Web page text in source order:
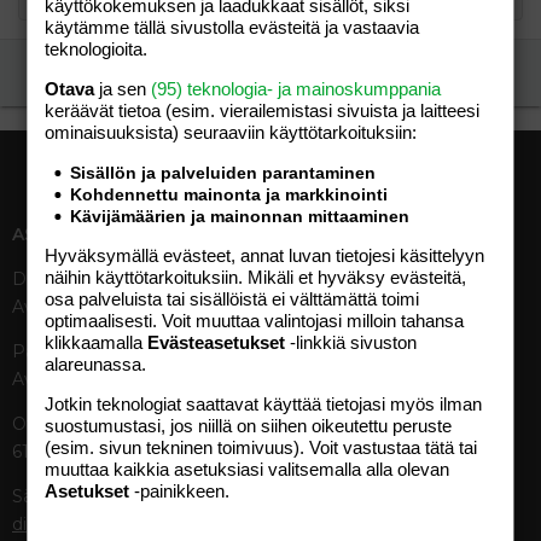
ASIAKASPALVELU
Digipalvelut (09) 156 6227
Avoinna ma–pe 8–19
Painettu lehti (09) 156 665
Avoinna ma–pe 8–19
Otavamedian vaihde (09) 156
61
Sähköposti (digi)
digi@otavamedia.fi
Tekniset tiedot, aikataulut ja
ilmoitushinnat
Tietoa verkon kävijöistä
Käyttöehdot
TUOTTEET
käyttökokemuksen ja laadukkaat sisällöt, siksi
käytämme tällä sivustolla evästeitä ja vastaavia
teknologioita.
Otavaja sen (95) teknologia- ja mainoskumppania
keräävät tietoa (esim. vierailemis­tasi sivuista ja laitteesi
ominaisuuk­sista) seuraaviin käyttötarkoituksiin:
Sisällön ja palveluiden parantaminen
Kohdennettu mainonta ja markkinointi
Kävijämäärien ja mainonnan mittaaminen
Hyväksymällä evästeet, annat luvan tietojesi käsittelyyn
näihin käyttötarkoituksiin. Mikäli et hyväksy evästeitä,
osa palveluista tai sisällöistä ei välttämättä toimi
optimaalisesti. Voit muuttaa valintojasi milloin tahansa
klikkaamalla Evästeasetukset -linkkiä sivuston
alareunassa.
Jotkin teknologiat saattavat käyttää tietojasi myös ilman
suostumustasi, jos niillä on siihen oikeutettu peruste
(esim. sivun tekninen toimivuus). Voit vastustaa tätä tai
muuttaa kaikkia asetuksiasi valitsemalla alla olevan
Asetukset -painikkeen.